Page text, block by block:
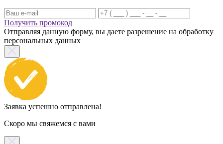
Получить промокод
Отправляя данную форму, вы даете разрешение на обработку
персональных данных
Заявка успешно отправлена!
Скоро мы свяжемся с вами